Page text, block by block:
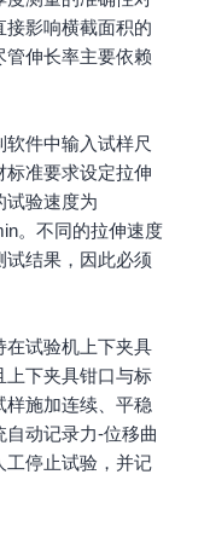
影响横截面积的
伸长率主要依赖
件中输入试样尺
准要求设定拉伸
试验速度为
。不同的拉伸速度
结果，因此必须
在试验机上下夹具
上下夹具钳口与标
样施加连续、平稳
动记录力-位移曲
工停止试验，并记